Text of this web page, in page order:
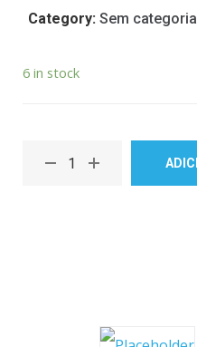
Category: Sem categoria
6 in stock